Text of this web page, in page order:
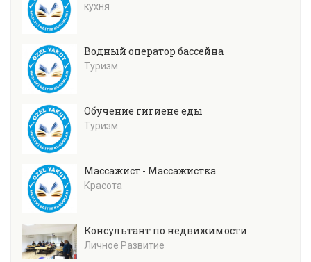
кухня
Водный оператор бассейна
Туризм
Обучение гигиене еды
Туризм
Массажист - Массажистка
Красота
Консультант по недвижимости
Личное Развитие